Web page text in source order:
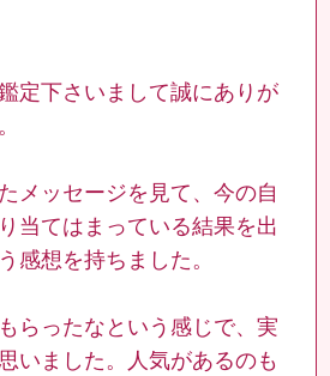
定下さいまして誠にありが
メッセージを見て、今の自
当てはまっている結果を出
感想を持ちました。
らったなという感じで、実
いました。人気があるのも